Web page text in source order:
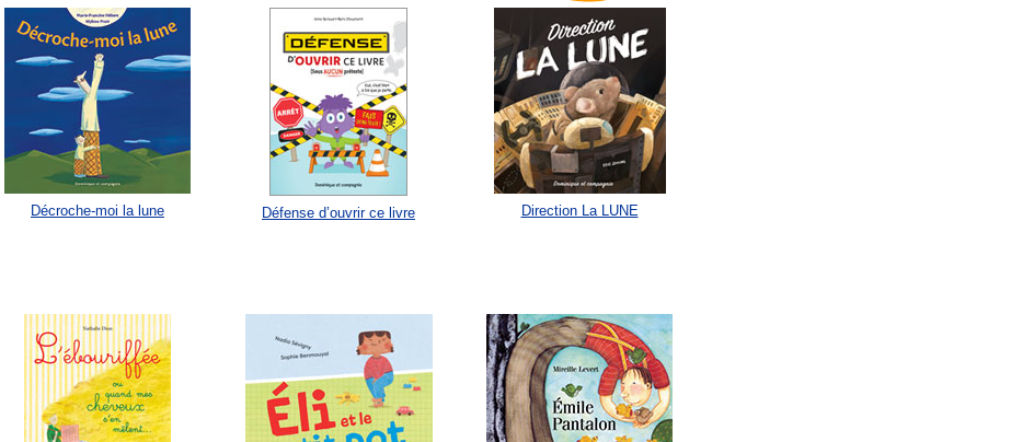
Décroche-moi la lune Défense d’ouvrir ce livre Direction La LUNE